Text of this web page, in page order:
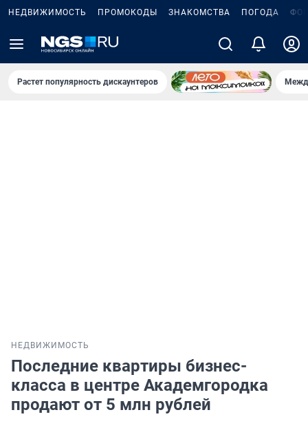
НЕДВИЖИМОСТЬ ПРОМОКОДЫ ЗНАКОМСТВА ПОГОДА
Растет популярность дискаунтеров
НЕДВИЖИМОСТЬ
Последние квартиры бизнес-
класса в центре Академгородка
продают от 5 млн рублей